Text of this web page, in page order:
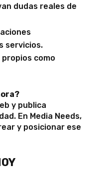
dudas reales de
servicios.
propios como
y publica
En Media Needs,
y posicionar ese